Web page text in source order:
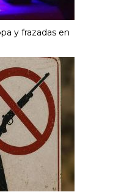
y frazadas en